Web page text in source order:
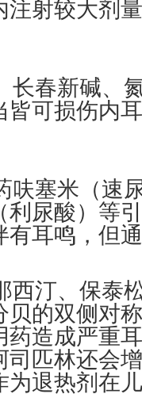
注射较大剂
长春新碱、
皆可损伤内
呋塞米（速
利尿酸）等
有耳鸣，但
西汀、保泰
贝的双侧对
药造成严重
司匹林还会
为退热剂在